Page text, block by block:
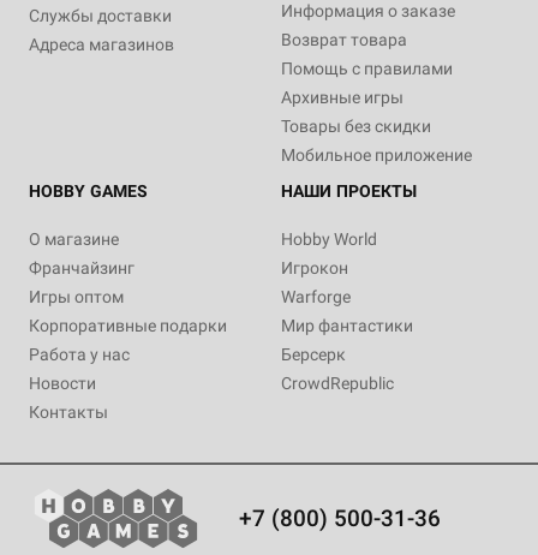
Службы доставки
Адреса магазинов
Информация о заказе
Возврат товара
Помощь с правилами
Архивные игры
Товары без скидки
Мобильное приложение
HOBBY GAMES
О магазине
Франчайзинг
Игры оптом
Корпоративные подарки
Работа у нас
Новости
Контакты
НАШИ ПРОЕКТЫ
Hobby World
Игрокон
Warforge
Мир фантастики
Берсерк
CrowdRepublic
+7 (800) 500-31-36